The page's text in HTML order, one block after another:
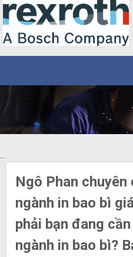
...
Ngô Phan chuyên
ngành in bao bì
phải bạn đang
ngành in bao bì?